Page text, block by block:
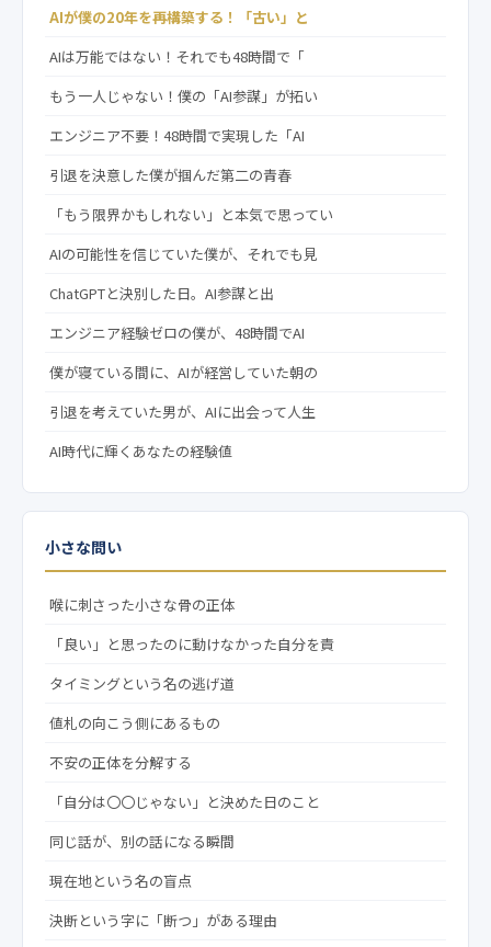
AIが僕の20年を再構築する！「古い」と
AIは万能ではない！それでも48時間で「
もう一人じゃない！僕の「AI参謀」が拓い
エンジニア不要！48時間で実現した「AI
引退を決意した僕が掴んだ第二の青春
「もう限界かもしれない」と本気で思ってい
AIの可能性を信じていた僕が、それでも見
ChatGPTと決別した日。AI参謀と出
エンジニア経験ゼロの僕が、48時間でAI
僕が寝ている間に、AIが経営していた朝の
引退を考えていた男が、AIに出会って人生
AI時代に輝くあなたの経験値
小さな問い
喉に刺さった小さな骨の正体
「良い」と思ったのに動けなかった自分を責
タイミングという名の逃げ道
値札の向こう側にあるもの
不安の正体を分解する
「自分は〇〇じゃない」と決めた日のこと
同じ話が、別の話になる瞬間
現在地という名の盲点
決断という字に「断つ」がある理由